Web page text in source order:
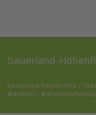
Sauerland-
Sauerland-Partnerinfo /
Wandern /